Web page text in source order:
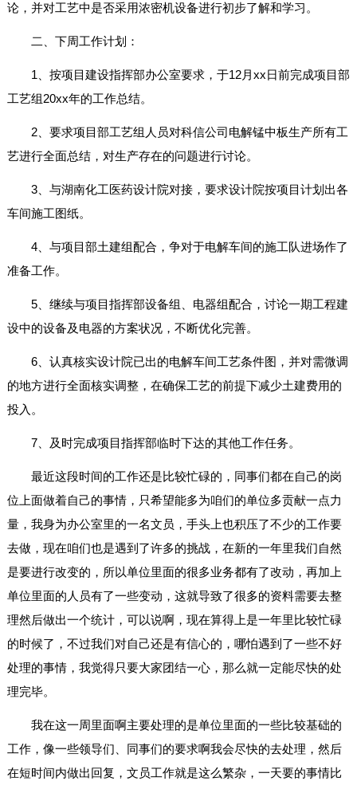
论，并对工艺中是否采用浓密机设备进行初步了解和学习。
二、下周工作计划：
1、按项目建设指挥部办公室要求，于12月xx日前完成项目部
工艺组20xx年的工作总结。
2、要求项目部工艺组人员对科信公司电解锰中板生产所有工
艺进行全面总结，对生产存在的问题进行讨论。
3、与湖南化工医药设计院对接，要求设计院按项目计划出各
车间施工图纸。
4、与项目部土建组配合，争对于电解车间的施工队进场作了
准备工作。
5、继续与项目指挥部设备组、电器组配合，讨论一期工程建
设中的设备及电器的方案状况，不断优化完善。
6、认真核实设计院已出的电解车间工艺条件图，并对需微调
的地方进行全面核实调整，在确保工艺的前提下减少土建费用的
投入。
7、及时完成项目指挥部临时下达的其他工作任务。
最近这段时间的工作还是比较忙碌的，同事们都在自己的岗
位上面做着自己的事情，只希望能多为咱们的单位多贡献一点力
量，我身为办公室里的一名文员，手头上也积压了不少的工作要
去做，现在咱们也是遇到了许多的挑战，在新的一年里我们自然
是要进行改变的，所以单位里面的很多业务都有了改动，再加上
单位里面的人员有了一些变动，这就导致了很多的资料需要去整
理然后做出一个统计，可以说啊，现在算得上是一年里比较忙碌
的时候了，不过我们对自己还是有信心的，哪怕遇到了一些不好
处理的事情，我觉得只要大家团结一心，那么就一定能尽快的处
理完毕。
我在这一周里面啊主要处理的是单位里面的一些比较基础的
工作，像一些领导们、同事们的要求啊我会尽快的去处理，然后
在短时间内做出回复，文员工作就是这么繁杂，一天要的事情比